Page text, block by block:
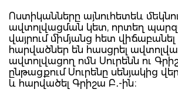
Ոստիկանները այնուհետեև
ավտոլվացման կետ, որտեղ
վայրում միմյանց հետ
հարվածներ են հասցրել
ավտոլվացող ոմն Սուրենն ու
ընթացքում Սուրենը սենյակից
և հարվածել Գրիշա Բ․-ին։